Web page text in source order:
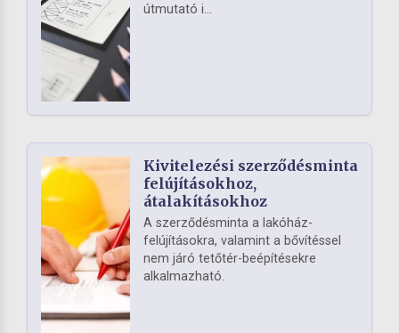
útmutató i...
Kivitelezési szerződésminta
felújításokhoz,
átalakításokhoz
A szerződésminta a lakóház-
felújításokra, valamint a bővítéssel
nem járó tetőtér-beépítésekre
alkalmazható.